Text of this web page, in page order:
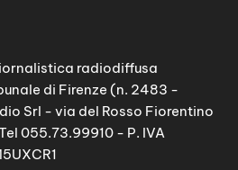
radiodiffusa
di Firenze (n. 2483 -
Srl - via del Rosso Fiorentino
055.73.99910 - P. IVA